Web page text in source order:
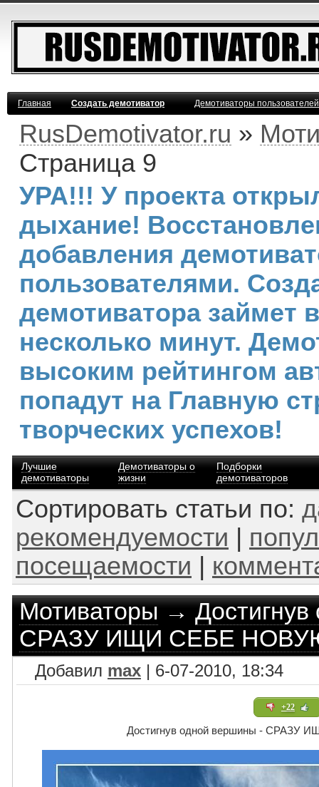
Главная Создать демотиватор Демотиваторы
RusDemotivator.ru »
Страница 9
УРА!!! У проекта
дыхание!
добавления
пользователями.
демотиватора займет
несколько минут.
высоким рейтингом
попадут на Главную
творческих успехов!
Лучшие
демотиваторы
Демотиваторы о
жизни
Подборки
демотиваторов
Сортировать статьи по:
рекомендуемости
посещаемости
Мотиваторы→
СРАЗУ ИЩИ СЕБЕ
Добавил max | 6-07-2010, 18:34
+22
Достигнув одной вершины - СРАЗУ